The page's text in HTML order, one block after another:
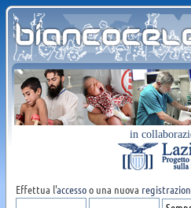
in
Effettua l'accessoo una nuova